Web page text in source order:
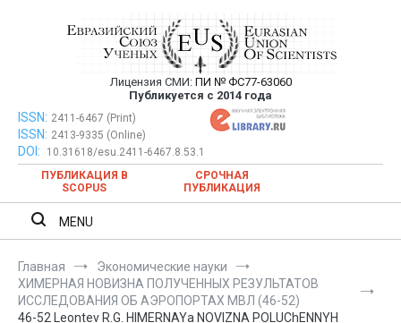
Евразийский Союз Ученых —
публикация научных статей в
ежемесячном научном журнале
Лицензия СМИ: ПИ № ФС77-63060
Публикуется с 2014 года
Евразийский Союз Ученых — публикация научных статей в
ежемесячном научном журнале
ISSN: 2411-6467 (Print)
ISSN: 2413-9335 (Online)
DOI:
10.31618/esu.2411-6467.8.53.1
ПУБЛИКАЦИЯ В
SCOPUS
СРОЧНАЯ
ПУБЛИКАЦИЯ
MENU
Главная
Экономические науки
ХИМЕРНАЯ НОВИЗНА ПОЛУЧЕННЫХ РЕЗУЛЬТАТОВ
ИССЛЕДОВАНИЯ ОБ АЭРОПОРТАХ МВЛ (46-52)
46-52 Leontev R.G. HIMERNAYa NOVIZNA POLUChENNYH